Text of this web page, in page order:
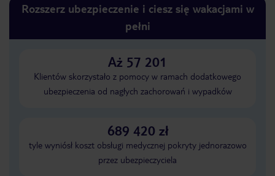
Rozszerz ubezpieczenie i ciesz się wakacjami w
pełni
Aż 57 201
Klientów skorzystało z pomocy w ramach dodatkowego
ubezpieczenia od nagłych zachorowań i wypadków
689 420 zł
tyle wyniósł koszt obsługi medycznej pokryty jednorazowo
przez ubezpieczyciela